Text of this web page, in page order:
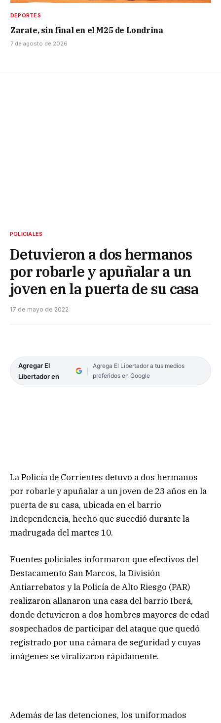
DEPORTES
Zarate, sin final en el M25 de Londrina
7 de agosto de 2026
POLICIALES
Detuvieron a dos hermanos
por robarle y apuñalar a un
joven en la puerta de su casa
17 de mayo de 2022
Agregar El
Libertador en
Agrega El Libertador a tus medios
preferidos en Google
La Policía de Corrientes detuvo a dos hermanos
por robarle y apuñalar a un joven de 23 años en la
puerta de su casa, ubicada en el barrio
Independencia, hecho que sucedió durante la
madrugada del martes 10.
Fuentes policiales informaron que efectivos del
Destacamento San Marcos, la División
Antiarrebatos y la Policía de Alto Riesgo (PAR)
realizaron allanaron una casa del barrio Iberá,
donde detuvieron a dos hombres mayores de edad
sospechados de participar del ataque que quedó
registrado por una cámara de seguridad y cuyas
imágenes se viralizaron rápidamente.
Además de las detenciones, los uniformados